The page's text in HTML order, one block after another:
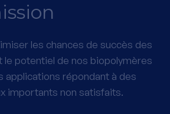
les chances de succès des
le potentiel de nos biopolymères
applications répondant à des
importants non satisfaits.